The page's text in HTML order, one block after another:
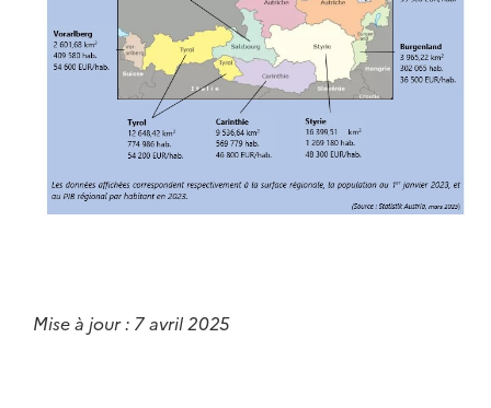
Mise à jour : 7 avril 2025